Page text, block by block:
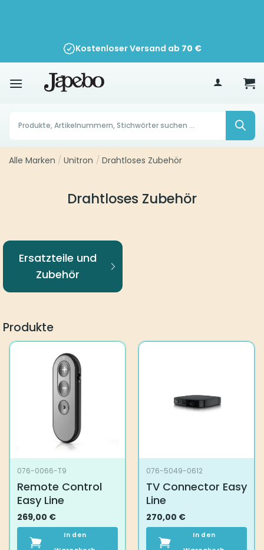
Kostenloser Versand ab 70 €
Products
search
Alle Marken / Unitron / Drahtloses Zubehör
Drahtloses Zubehör
Ersatzteile und
Zubehör
Produkte
076-0066-T9
Remote Control
Easy Line
269,00 €
In den
076-5049-0612
TV Connector Easy
Line
270,00 €
In den